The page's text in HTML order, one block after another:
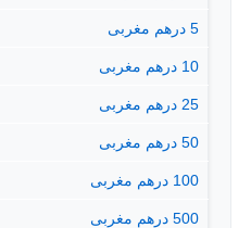
5 درهم مغربى
10 درهم مغربى
25 درهم مغربى
50 درهم مغربى
100 درهم مغربى
500 درهم مغربى